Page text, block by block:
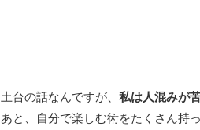
土台の話なんですが、 私は人混みが
あと、自分で楽しむ術をたくさん持